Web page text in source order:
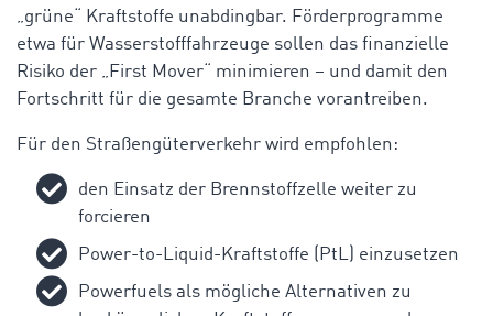
„grüne“ Kraftstoffe unabdingbar. Förderprogramme
etwa für Wasserstofffahrzeuge sollen das finanzielle
Risiko der „First Mover“ minimieren – und damit den
Fortschritt für die gesamte Branche vorantreiben.
Für den Straßengüterverkehr wird empfohlen:
den Einsatz der Brennstoffzelle weiter zu
forcieren
Power-to-Liquid-Kraftstoffe (PtL) einzusetzen
Powerfuels als mögliche Alternativen zu